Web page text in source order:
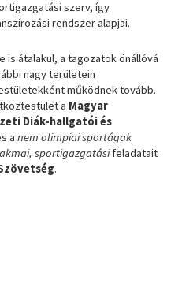
szerv, így
rendszer alapjai.
átalakul, a tagozatok önállóvá
nagy területein
működnek tovább.
a Magyar
Diák-hallgatói és
anem olimpiai sportágak
sportigazgatásifeladatait
.